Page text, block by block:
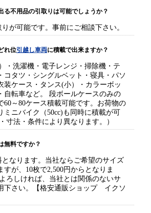
る不用品の引取りは可能でしょうか？
が可能です。事前にご相談下さい。
れ位引越し車両に積載で出来ますか？
・洗濯機・電子レンジ・掃除機・テ
コタツ・シングルベット・寝具・パソ
装ケース・タンス(小）・カラーボッ
自転車など。 段ボールケースのみの
60～80ケース積載可能です。お荷物の
ミニバイク（50cc)も同時に積載が可
寸法・条件により異なります。）
無料ですか？
となります。当社ならご希望のサイズ
すが、10枚で2,500円からとなりま
ろしければ、当社とは関係のないサ
下さい。【格安通販ショップ イクソ